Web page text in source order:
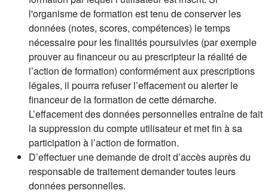
l'organisme de formation est tenu de conserver les
données (notes, scores, compétences) le temps
nécessaire pour les finalités poursuivies (par exemple
prouver au financeur ou au prescripteur la réalité de
l’action de formation) conformément aux prescriptions
légales, il pourra refuser l’effacement ou alerter le
financeur de la formation de cette démarche.
L’effacement des données personnelles entraîne de fait
la suppression du compte utilisateur et met fin à sa
participation à l’action de formation.
D’effectuer une demande de droit d’accès auprès du
responsable de traitement demander toutes leurs
données personnelles.